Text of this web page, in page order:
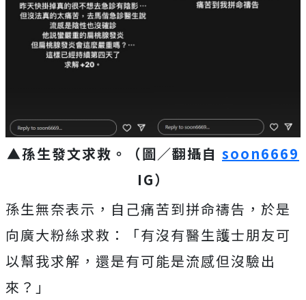
▲孫生發文求救。（圖／翻攝自 soon6669
IG）
孫生無奈表示，自己痛苦到拼命禱告，於是
向廣大粉絲求救：「有沒有醫生護士朋友可
以幫我求解，還是有可能是流感但沒驗出
來？」